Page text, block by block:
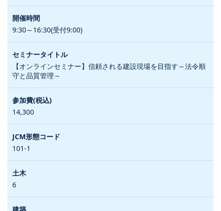
9:30～16:30(受付9:00)
【オンラインセミナー】信頼される建設現場を目指す～法令順
守と品質管理～
14,300
101-1
6